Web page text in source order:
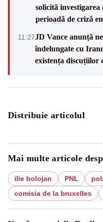
solicită investigarea
perioadă de criză
11:27JD Vance anunță
îndelungate cu
existența discuțiilor
Distribuie articolul
Mai multe articole
ilie bolojan PNL
comisia de la bruxelles